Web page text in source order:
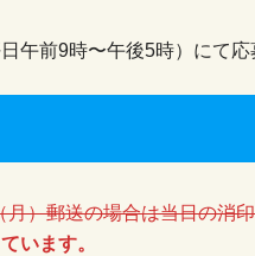
午前9時〜午後5時）にて応
月）郵送の場合は当日の消
います。